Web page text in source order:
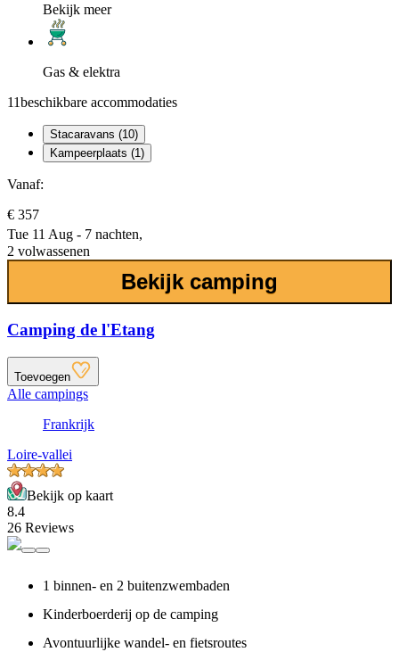
Bekijk meer
Gas & elektra
11beschikbare accommodaties
Stacaravans (10)
Kampeerplaats (1)
Vanaf:
€ 357
Tue 11 Aug - 7 nachten,
2 volwassenen
Bekijk camping
Camping de l'Etang
Toevoegen
Alle campings
Frankrijk
Loire-vallei
Bekijk op kaart
8.4
26 Reviews
1 binnen- en 2 buitenzwembaden
Kinderboerderij op de camping
Avontuurlijke wandel- en fietsroutes